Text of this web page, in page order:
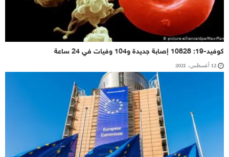
كوفيد-19: 10828 إصابة جديدة و104 وفيات في 24 ساعة
12 أغسطس، 2021